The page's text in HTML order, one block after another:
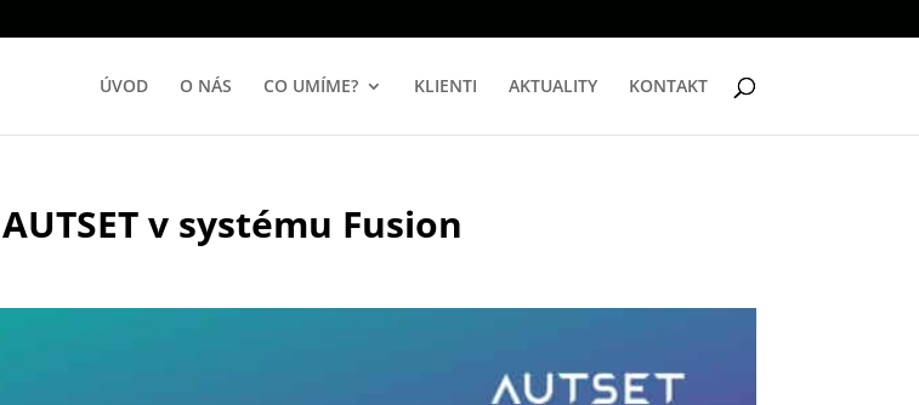
ÚVOD O NÁS CO UMÍME? KLIENTI AKTUALITY KONTAKT
v systému Fusion